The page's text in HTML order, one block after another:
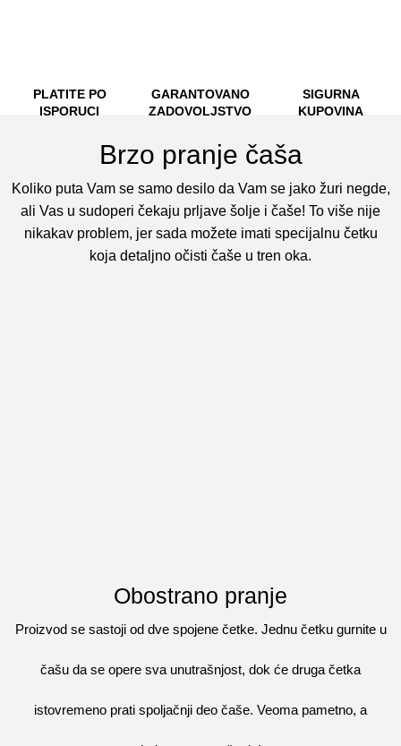
PLATITE PO
ISPORUCI
GARANTOVANO
ZADOVOLJSTVO
SIGURNA
KUPOVINA
Brzo pranje čaša
Koliko puta Vam se samo desilo da Vam se jako žuri negde,
ali Vas u sudoperi čekaju prljave šolje i čaše! To više nije
nikakav problem, jer sada možete imati specijalnu četku
koja detaljno očisti čaše u tren oka.
Obostrano pranje
Proizvod se sastoji od dve spojene četke. Jednu četku gurnite u
čašu da se opere sva unutrašnjost, dok će druga četka
istovremeno prati spoljačnji deo čaše. Veoma pametno, a